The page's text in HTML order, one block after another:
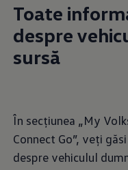
Toate
despre
sursă
În secțiunea „My
Connect Go”, veți
despre vehiculul